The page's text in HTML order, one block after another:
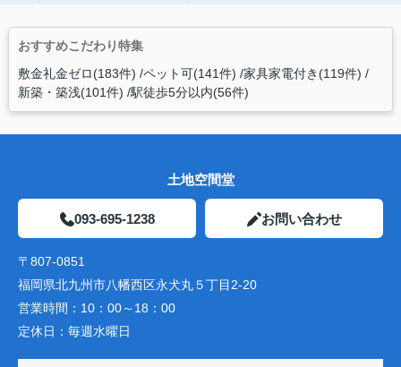
おすすめこだわり特集
敷金礼金ゼロ(183件) ペット可(141件) 家具家電付き(119件)
新築・築浅(101件) 駅徒歩5分以内(56件)
土地空間堂
093-695-1238 お問い合わせ
〒807-0851
福岡県北九州市八幡西区永犬丸５丁目2-20
営業時間： 10：00～18：00
定休日： 毎週水曜日